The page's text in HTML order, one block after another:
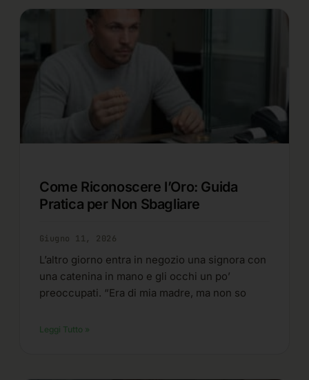
Come Riconoscere l’Oro: Guida
Pratica per Non Sbagliare
Giugno 11, 2026
L’altro giorno entra in negozio una signora con
una catenina in mano e gli occhi un po’
preoccupati. “Era di mia madre, ma non so
Leggi Tutto »